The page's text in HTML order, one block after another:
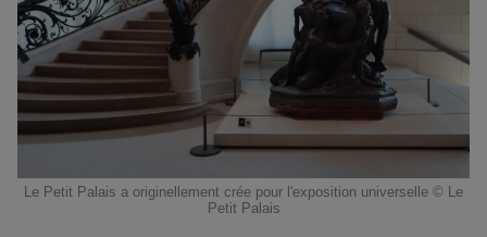
Le Petit Palais a originellement crée pour l'exposition universelle © Le
Petit Palais